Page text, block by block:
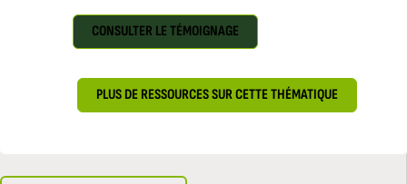
CONSULTER LE TÉMOIGNAGE
PLUS DE RESSOURCES SUR CETTE THÉMATIQUE